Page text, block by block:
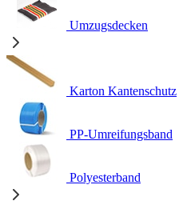
Umzugsdecken
Karton Kantenschutz
PP-Umreifungsband
Polyesterband